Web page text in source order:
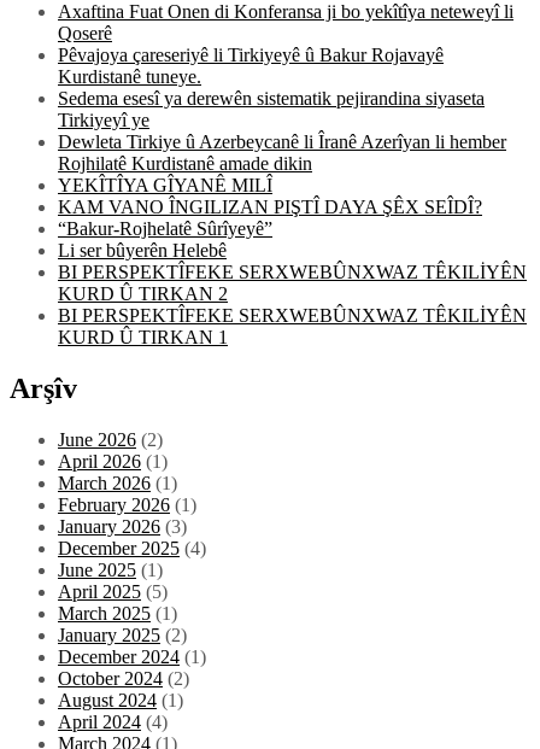
Axaftina Fuat Onen di Konferansa ji bo yekîtîya neteweyî li
Qoserê
Pêvajoya çareseriyê li Tirkiyeyê û Bakur Rojavayê
Kurdistanê tuneye.
Sedema esesî ya derewên sistematik pejirandina siyaseta
Tirkiyeyî ye
Dewleta Tirkiye û Azerbeycanê li Îranê Azerîyan li hember
Rojhilatê Kurdistanê amade dikin
YEKÎTÎYA GÎYANÊ MILÎ
KAM VANO ÎNGILIZAN PIŞTÎ DAYA ŞÊX SEÎDÎ?
“Bakur-Rojhelatê Sûrîyeyê”
Li ser bûyerên Helebê
BI PERSPEKTÎFEKE SERXWEBÛNXWAZ TÊKILİYÊN
KURD Û TIRKAN 2
BI PERSPEKTÎFEKE SERXWEBÛNXWAZ TÊKILİYÊN
KURD Û TIRKAN 1
Arşîv
June 2026 (2)
April 2026 (1)
March 2026 (1)
February 2026 (1)
January 2026 (3)
December 2025 (4)
June 2025 (1)
April 2025 (5)
March 2025 (1)
January 2025 (2)
December 2024 (1)
October 2024 (2)
August 2024 (1)
April 2024 (4)
March 2024 (1)